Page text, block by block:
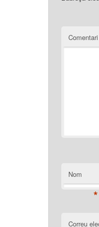
Comentari
Nom
*
Correu